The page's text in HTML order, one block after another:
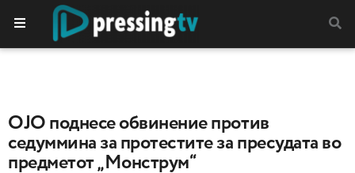
ОЈО поднесе обвинение против
седуммина за протестите за пресудата во
предметот „Монструм“